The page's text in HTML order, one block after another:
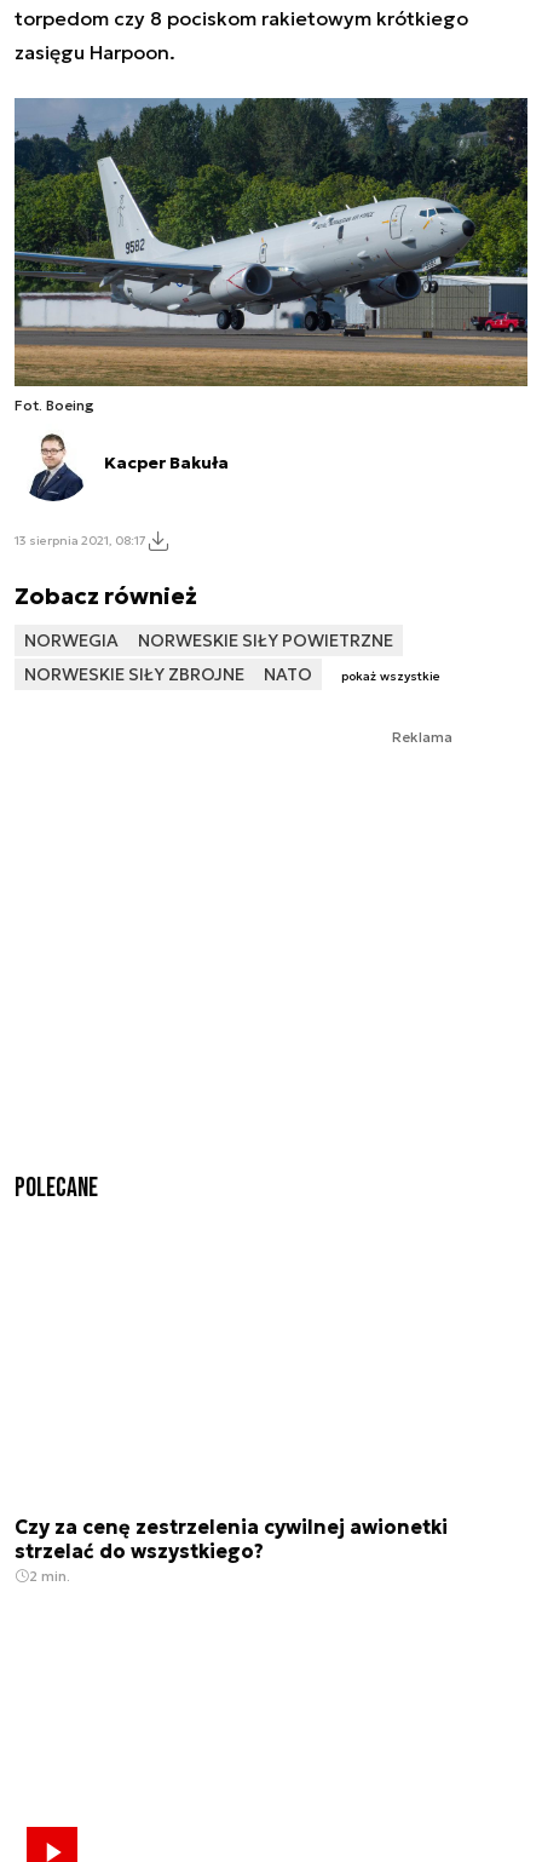
torpedom czy 8 pociskom rakietowym krótkiego
zasięgu Harpoon.
Fot. Boeing
Kacper Bakuła
13 sierpnia 2021, 08:17
Zobacz również
NORWEGIA
NORWESKIE SIŁY POWIETRZNE
NORWESKIE SIŁY ZBROJNE
NATO pokaż wszystkie
Reklama
Polecane
Czy za cenę zestrzelenia cywilnej awionetki
strzelać do wszystkiego?
2 min.